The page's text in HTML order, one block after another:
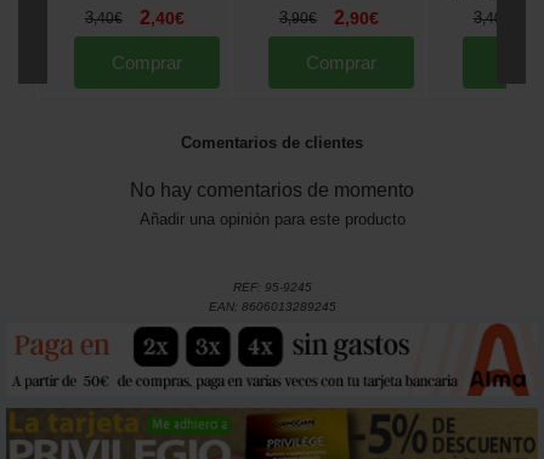
3,40€ 2,40€
Comprar
3,90€ 2,90€
Comprar
3,40
Comentarios de clientes
No hay comentarios de momento
Añadir una opinión para este producto
REF: 95-9245
EAN: 8606013289245